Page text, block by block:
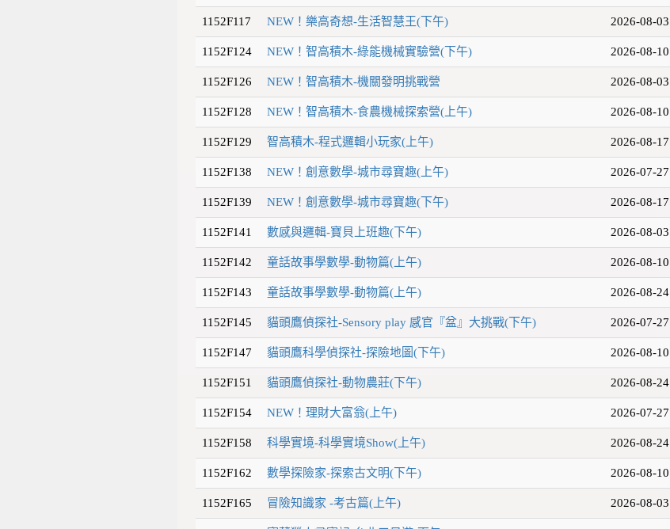
1152F117 NEW！樂高奇想-生活智慧王(下午) 2026-08-03
1152F124 NEW！智高積木-綠能機械實驗營(下午) 2026-08-10
1152F126 NEW！智高積木-機關發明挑戰營 2026-08-03
1152F128 NEW！智高積木-食農機械探索營(上午) 2026-08-10
1152F129 智高積木-程式邏輯小玩家(上午) 2026-08-17
1152F138 NEW！創意數學-城市尋寶趣(上午) 2026-07-27
1152F139 NEW！創意數學-城市尋寶趣(下午) 2026-08-17
1152F141 數感與邏輯-寶貝上班趣(下午) 2026-08-03
1152F142 童話故事學數學-動物篇(上午) 2026-08-10
1152F143 童話故事學數學-動物篇(上午) 2026-08-24
1152F145 貓頭鷹偵探社-Sensory play 感官『盆』大挑戰(下午) 2026-07-27
1152F147 貓頭鷹科學偵探社-探險地圖(下午) 2026-08-10
1152F151 貓頭鷹偵探社-動物農莊(下午) 2026-08-24
1152F154 NEW！理財大富翁(上午) 2026-07-27
1152F158 科學實境-科學實境Show(上午) 2026-08-24
1152F162 數學探險家-探索古文明(下午) 2026-08-10
1152F165 冒險知識家 -考古篇(上午) 2026-08-03